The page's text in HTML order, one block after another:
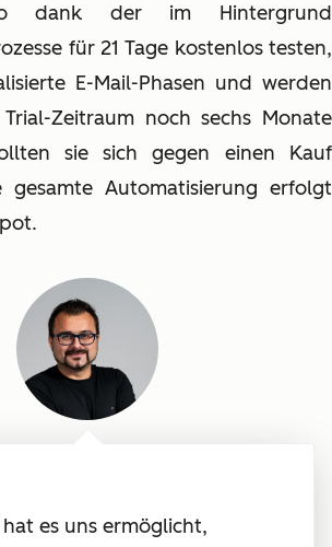
dank der im Hintergrund
für 21 Tage kostenlos testen,
E-Mail-Phasen und werden
Zeitraum noch sechs Monate
sie sich gegen einen Kauf
gesamte Automatisierung erfolgt
es uns ermöglicht,